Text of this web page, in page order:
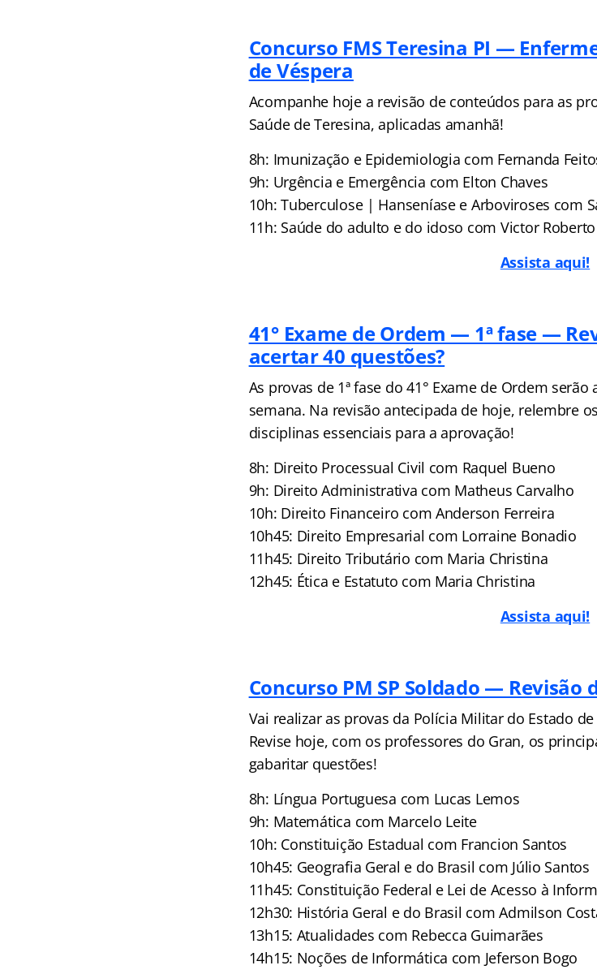
Concurso FMS Teresina PI —
de Véspera
Acompanhe hoje a revisão de conteúdos para as
Saúde de Teresina, aplicadas amanhã!
8h: Imunização e Epidemiologia com Fernanda
9h: Urgência e Emergência com Elton Chaves
10h: Tuberculose | Hanseníase e Arboviroses com
11h: Saúde do adulto e do idoso com Victor Roberto
Assista aqui!
41° Exame de Ordem — 1ª fase —
acertar 40 questões?
As provas de 1ª fase do 41° Exame de Ordem
semana. Na revisão antecipada de hoje, relembre
disciplinas essenciais para a aprovação!
8h: Direito Processual Civil com Raquel Bueno
9h: Direito Administrativa com Matheus Carvalho
10h: Direito Financeiro com Anderson Ferreira
10h45: Direito Empresarial com Lorraine Bonadio
11h45: Direito Tributário com Maria Christina
12h45: Ética e Estatuto com Maria Christina
Assista aqui!
Concurso PM SP Soldado — Revisão
Vai realizar as provas da Polícia Militar do Estado
Revise hoje, com os professores do Gran, os
gabaritar questões!
8h: Língua Portuguesa com Lucas Lemos
9h: Matemática com Marcelo Leite
10h: Constituição Estadual com Francion Santos
10h45: Geografia Geral e do Brasil com Júlio Santos
11h45: Constituição Federal e Lei de Acesso à
12h30: História Geral e do Brasil com Admilson
13h15: Atualidades com Rebecca Guimarães
14h15: Noções de Informática com Jeferson Bogo